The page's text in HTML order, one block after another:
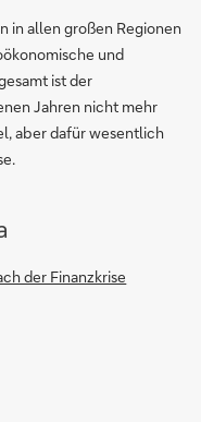
in allen großen Regionen
und
ist der
Jahren nicht mehr
aber dafür wesentlich
der Finanzkrise